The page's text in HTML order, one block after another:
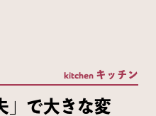
kitchen キッチン
」で大きな変